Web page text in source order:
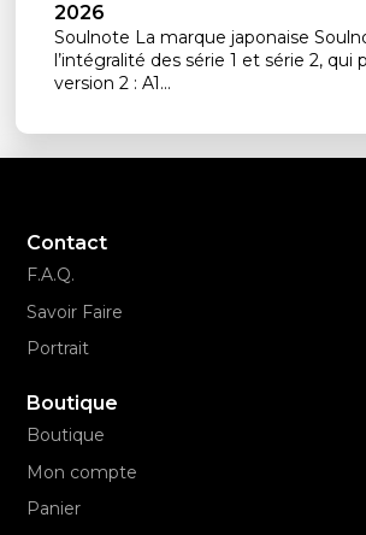
2026
Soulnote La marque japonaise
l’intégralité des série 1 et série 2, qui
version 2 : A1...
Contact
F.A.Q.
Savoir Faire
Portrait
Boutique
Boutique
Mon compte
Panier